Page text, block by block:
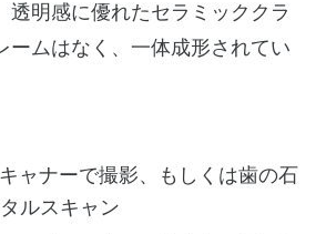
透明感に優れたセラミッククラ
ームはなく、一体成形されてい
ャナーで撮影、もしくは歯の石
ルスキャン